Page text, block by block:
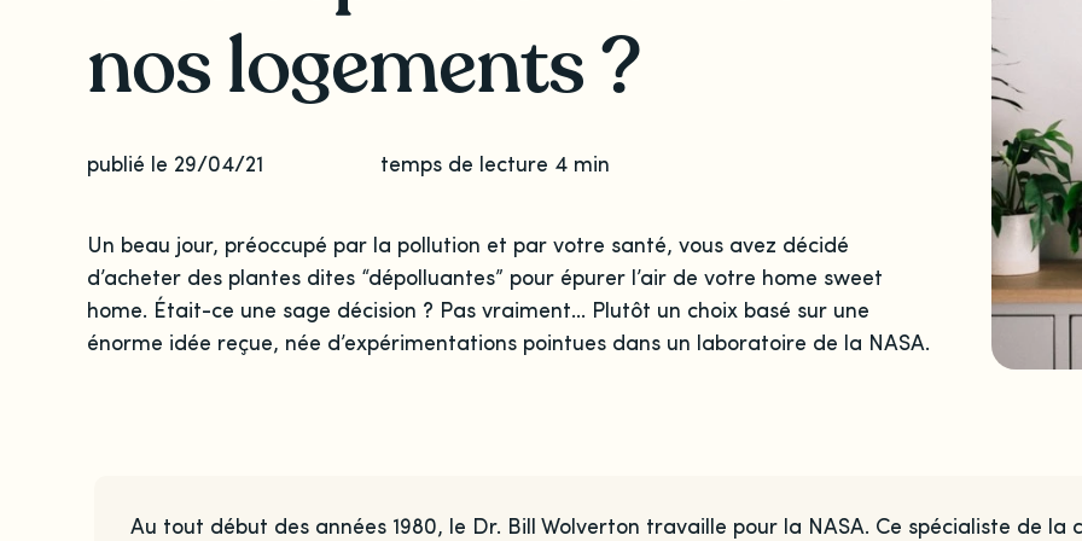
nos logements ?
publié le 29/04/21 temps de lecture 4 min
Un beau jour, préoccupé par la pollution et par votre santé, vous avez décidé
d’acheter des plantes dites “dépolluantes” pour épurer l’air de votre home sweet
home. Était-ce une sage décision ? Pas vraiment… Plutôt un choix basé sur une
énorme idée reçue, née d’expérimentations pointues dans un laboratoire de la NASA.
Au tout début des années 1980, le Dr. Bill Wolverton travaille pour la NASA. Ce spécialiste de